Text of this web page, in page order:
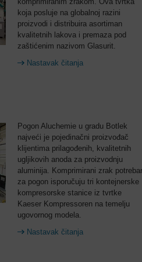
koja posluje na globalnoj razini
proizvodi i distribuira asortiman
kvalitetnih lakova i premaza pod
zaštićenim nazivom Glasurit.
Nastavak čitanja
Pogon Aluchemie u gradu Botlek
najveći je pojedinačni proizvođač
klijentima prilagođenih, kvalitetnih
ugljikovih anoda za proizvodnju
aluminija. Komprimirani zrak
za pogon isporučuju tri kontejnerske
kompresorske stanice iz tvrtke
Kaeser Kompressoren na temelju
ugovornog modela.
Nastavak čitanja